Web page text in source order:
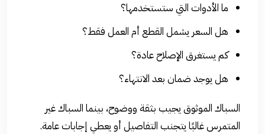
ما الأدوات التي ستستخدمها؟
هل السعر يشمل القطع أم العمل فقط؟
كم يستغرق الإصلاح عادة؟
هل يوجد ضمان بعد الانتهاء؟
السباك الموثوق يجيب بثقة ووضوح، بينما السباك غير
المتمرس غالبًا يتجنب التفاصيل أو يعطي إجابات عامة.